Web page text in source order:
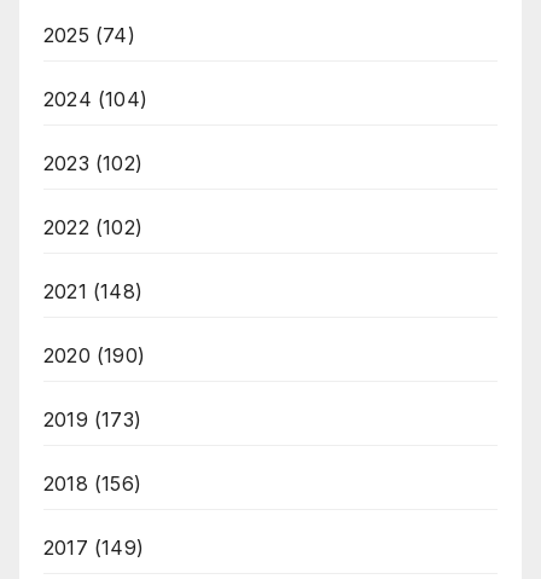
2025 (74)
2024 (104)
2023 (102)
2022 (102)
2021 (148)
2020 (190)
2019 (173)
2018 (156)
2017 (149)